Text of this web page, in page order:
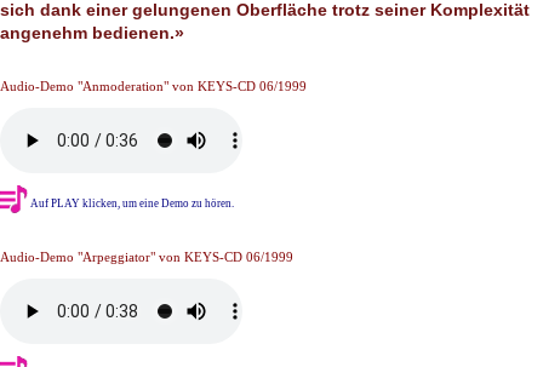
sich dank einer gelungenen Oberfläche trotz seiner Komplexität
angenehm bedienen.»
Audio-Demo "Anmoderation" von KEYS-CD 06/1999
Auf PLAY klicken, um eine Demo zu hören.
Audio-Demo "Arpeggiator" von KEYS-CD 06/1999